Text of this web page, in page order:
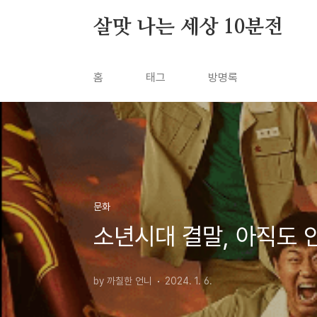
살맛 나는 세상 10분전
홈 태그 방명록
문화
소년시대 결말, 아직도
by 까칠한 언니 2024. 1. 6.